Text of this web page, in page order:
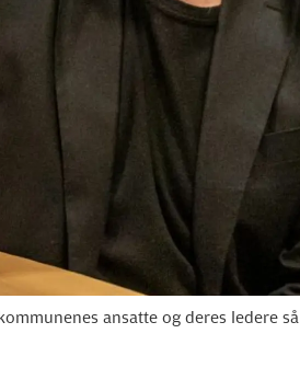
ansatte og deres ledere